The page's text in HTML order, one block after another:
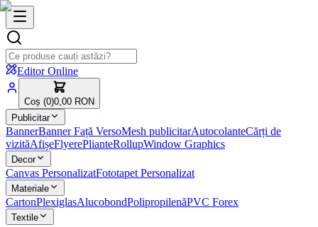
Editor Online
Coș (0)0,00 RON
Publicitar
BannerBanner Față VersoMesh publicitarAutocolanteCărți de
vizităAfișeFlyerePlianteRollupWindow Graphics
Decor
Canvas PersonalizatFototapet Personalizat
Materiale
CartonPlexiglasAlucobondPolipropilenăPVC Forex
Textile